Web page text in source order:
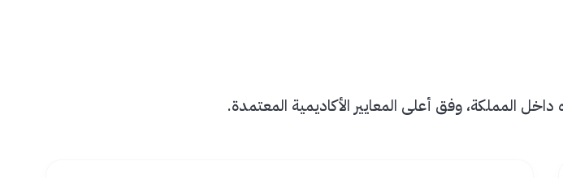
المملكة، وفق أعلى المعايير الأكاديمية المعتمدة.